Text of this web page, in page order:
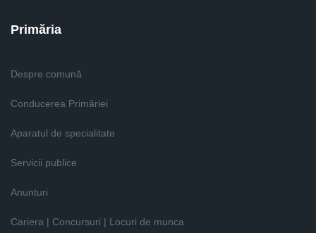
Primăria
Despre comună
Conducerea Primăriei
Aparatul de specialitate
Servicii publice
Anunturi
Cariera | Concursuri | Locuri de munca